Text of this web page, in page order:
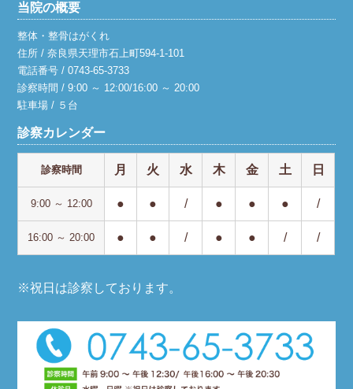
当院の概要
整体・整骨はがくれ
住所 / 奈良県天理市石上町594-1-101
電話番号 / 0743-65-3733
診察時間 / 9:00 ～ 12:00/16:00 ～ 20:00
駐車場 / ５台
診察カレンダー
診察時間 月 火 水 木 金 土 日
9:00 ～ 12:00 ● ● / ● ● ● /
16:00 ～ 20:00 ● ● / ● ● / /
※祝日は診察しております。